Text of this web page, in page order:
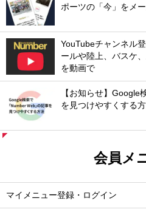
ポーツの「今」をメ
YouTubeチャンネル
ールや陸上、バスケ
を動画で
【お知らせ】Google
を見つけやすくする
会員メ
マイメニュー登録・ログイン